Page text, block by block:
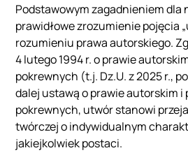
Podstawowym zagadnieniem dla
prawidłowe zrozumienie pojęcia
rozumieniu prawa autorskiego.
4 lutego 1994 r. o prawie
pokrewnych (t.j. Dz.U. z 2025 r.,
dalej ustawą o prawie autorskim i
pokrewnych, utwór stanowi
twórczej o indywidualnym
jakiejkolwiek postaci.